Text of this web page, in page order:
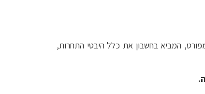
המביא בחשבון את כלל היבטי התחרות,